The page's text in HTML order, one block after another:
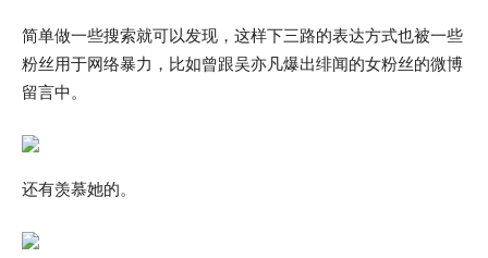
简单做一些搜索就可以发现，这样下三路的表达方式也被一些
粉丝用于网络暴力，比如曾跟吴亦凡爆出绯闻的女粉丝的微博
留言中。
还有羡慕她的。